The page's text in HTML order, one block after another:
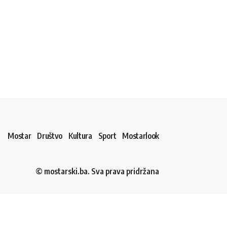
Mostar Društvo Kultura Sport Mostarlook
© mostarski.ba. Sva prava pridržana